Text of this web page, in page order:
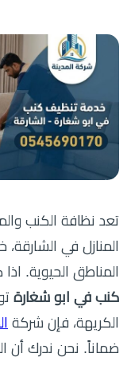
تعد نظافة الكنب
المنازل في
المناطق الحيوية.
كنب في ابو شغارة
الكريهة، فإن شركة
ضماناً. نحن ندرك أن